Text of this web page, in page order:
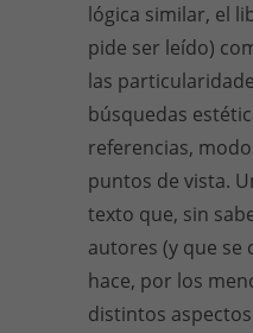
lógica similar, el
pide ser leído)
las
búsquedas
referencias,
puntos de vista.
texto que, sin
autores (y que se
hace, por los
distintos